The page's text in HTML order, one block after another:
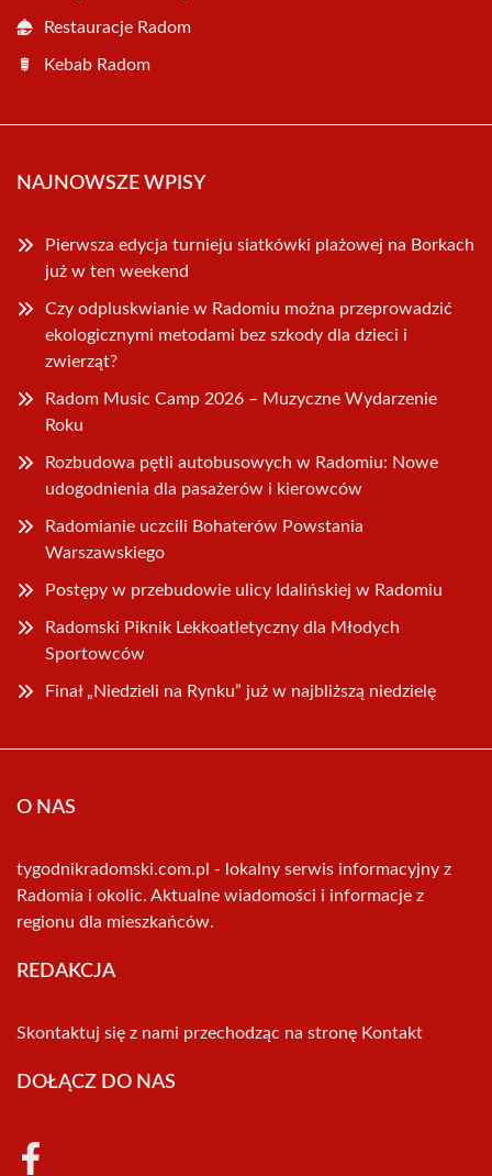
Restauracje Radom
Kebab Radom
NAJNOWSZE WPISY
Pierwsza edycja turnieju siatkówki plażowej na Borkach
już w ten weekend
Czy odpluskwianie w Radomiu można przeprowadzić
ekologicznymi metodami bez szkody dla dzieci i
zwierząt?
Radom Music Camp 2026 – Muzyczne Wydarzenie
Roku
Rozbudowa pętli autobusowych w Radomiu: Nowe
udogodnienia dla pasażerów i kierowców
Radomianie uczcili Bohaterów Powstania
Warszawskiego
Postępy w przebudowie ulicy Idalińskiej w Radomiu
Radomski Piknik Lekkoatletyczny dla Młodych
Sportowców
Finał „Niedzieli na Rynku” już w najbliższą niedzielę
O NAS
tygodnikradomski.com.pl - lokalny serwis informacyjny z
Radomia i okolic. Aktualne wiadomości i informacje z
regionu dla mieszkańców.
REDAKCJA
Skontaktuj się z nami przechodząc na stronę Kontakt
DOŁĄCZ DO NAS